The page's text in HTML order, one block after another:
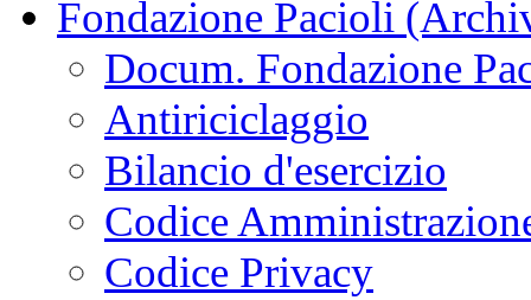
Fondazione Pacioli
Docum. Fondazione
Antiriciclaggio
Bilancio d'esercizio
Codice
Codice Privacy